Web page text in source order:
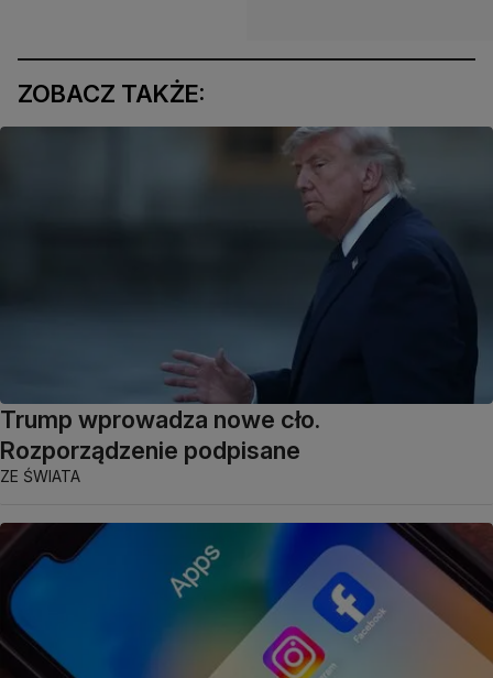
ZOBACZ TAKŻE:
Trump wprowadza nowe cło.
Rozporządzenie podpisane
ZE ŚWIATA